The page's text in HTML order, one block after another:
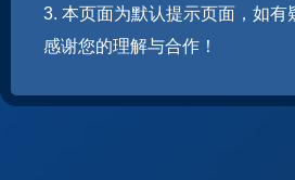
3. 本页面为默认提示页面，如
感谢您的理解与合作！